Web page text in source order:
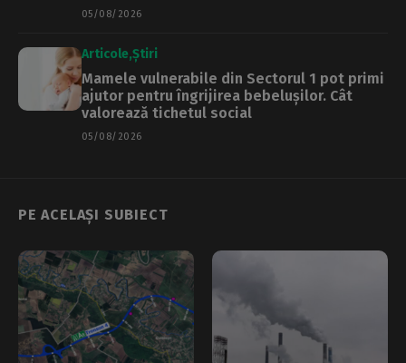
05/08/2026
Articole Știri
Mamele vulnerabile din Sectorul 1 pot primi
ajutor pentru îngrijirea bebelușilor. Cât
valorează tichetul social
05/08/2026
PE ACELAȘI SUBIECT